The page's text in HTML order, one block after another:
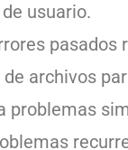
usuario.
pasados
archivos
problemas